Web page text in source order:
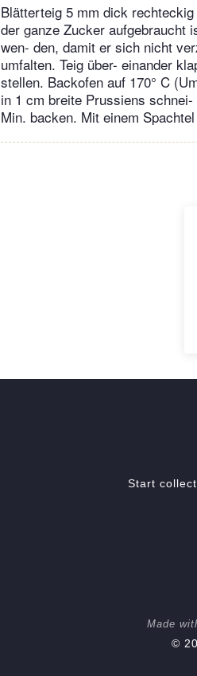
Blätterteig 5 mm dick
der ganze Zucker aufgebraucht
wen- den, damit er sich nicht
umfalten. Teig über- einander
stellen. Backofen auf 170° C
in 1 cm breite Prussiens
Min. backen. Mit einem
Start
Made
©